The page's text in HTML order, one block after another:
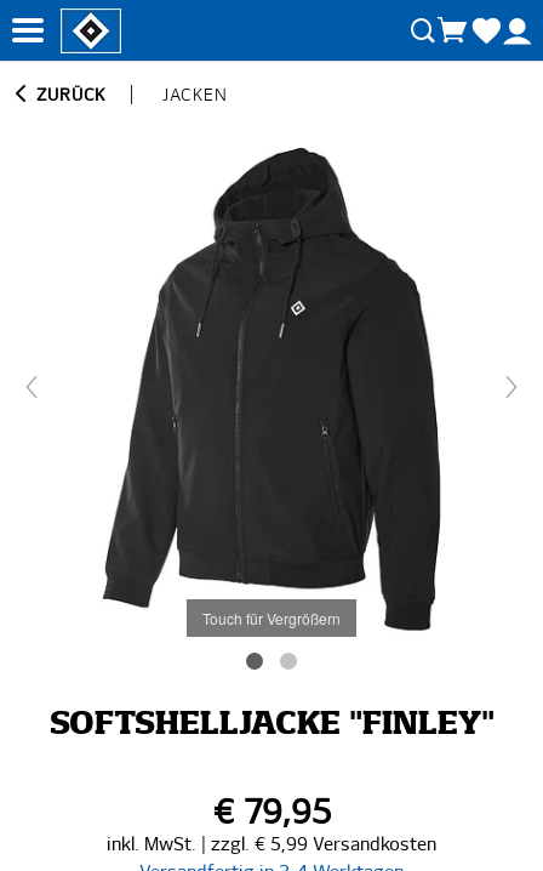
ZURÜCK JACKEN
Touch für Vergrößern
SOFTSHELLJACKE "FINLEY"
€ 79,95
inkl. MwSt. | zzgl. € 5,99 Versandkosten